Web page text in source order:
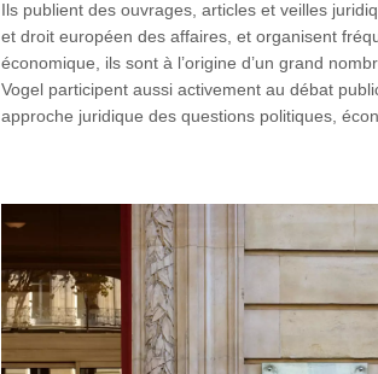
Ils publient des ouvrages, articles et veilles
et droit européen des affaires, et organisent
économique, ils sont à l’origine d’un grand
Vogel participent aussi activement au débat
approche juridique des questions politiques,